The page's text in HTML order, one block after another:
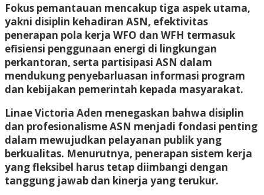
Fokus pemantauan mencakup tiga aspek utama,
yakni disiplin kehadiran ASN, efektivitas
penerapan pola kerja WFO dan WFH termasuk
efisiensi penggunaan energi di lingkungan
perkantoran, serta partisipasi ASN dalam
mendukung penyebarluasan informasi program
dan kebijakan pemerintah kepada masyarakat.
Linae Victoria Aden menegaskan bahwa disiplin
dan profesionalisme ASN menjadi fondasi penting
dalam mewujudkan pelayanan publik yang
berkualitas. Menurutnya, penerapan sistem kerja
yang fleksibel harus tetap diimbangi dengan
tanggung jawab dan kinerja yang terukur.